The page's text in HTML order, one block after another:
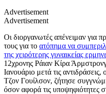
Advertisement
Advertisement
Οι διοργανωτές απένειμαν για
τους για το ατόπημα να
της χειρότερης γυναικείας
12χρονης Ράιαν Κίρα
Ιανουάριο μετά τις
Τζον Γουίλσον, ζήτησε
όσον αφορά τις υποψηφιότητες